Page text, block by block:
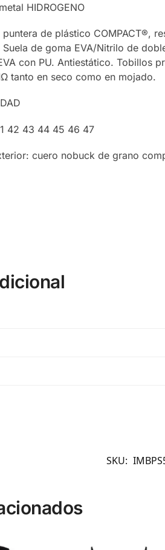
HIDROGENO
de plástico COMPACT®,
de goma EVA/Nitrilo de
con PU. Antiestático. Tobillos
tanto en seco como en mojado.
42 43 44 45 46 47
cuero nobuck de grano
SKU: